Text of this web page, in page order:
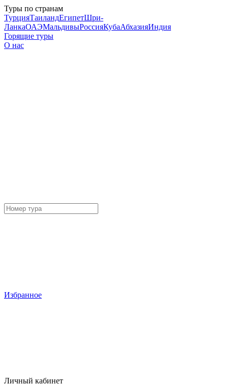
Туры по странам
ТурцияТаиландЕгипетШри-
ЛанкаОАЭМальдивыРоссияКубаАбхазияИндия
Горящие туры
О нас
Избранное
Личный кабинет